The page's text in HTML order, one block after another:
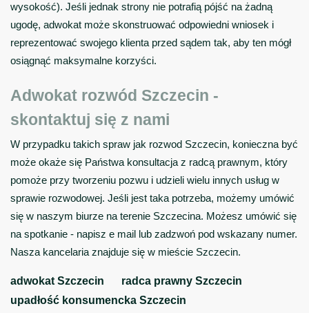
wysokość). Jeśli jednak strony nie potrafią pójść na żadną
ugodę, adwokat może skonstruować odpowiedni wniosek i
reprezentować swojego klienta przed sądem tak, aby ten mógł
osiągnąć maksymalne korzyści.
Adwokat rozwód Szczecin -
skontaktuj się z nami
W przypadku takich spraw jak rozwod Szczecin, konieczna być
może okaże się Państwa konsultacja z radcą prawnym, który
pomoże przy tworzeniu pozwu i udzieli wielu innych usług w
sprawie rozwodowej. Jeśli jest taka potrzeba, możemy umówić
się w naszym biurze na terenie Szczecina. Możesz umówić się
na spotkanie - napisz e mail lub zadzwoń pod wskazany numer.
Nasza kancelaria znajduje się w mieście Szczecin.
adwokat Szczecin
radca prawny Szczecin
upadłość konsumencka Szczecin